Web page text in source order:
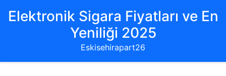
Elektronik Sigara Fiyatları ve En
Yeniliği 2025
Eskisehirapart26